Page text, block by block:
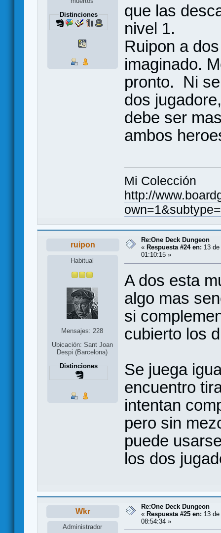
Distinciones
que las
nivel 1.
Ruipon a
imaginado.
pronto. Ni
dos
debe ser
ambos
Mi Colección
http://
ruipon
Habitual
Mensajes: 228
Ubicación: Sant Joan
Despi (Barcelona)
Distinciones
Re:One Deck Dungeon
« Respuesta #24 en: 13
01:10:15 »
A dos esta
algo mas
si
cubierto los
Se juega
encuentro
intentan
pero sin
puede
los dos
Wkr
Administrador
Re:One Deck Dungeon
« Respuesta #25 en: 13
08:54:34 »